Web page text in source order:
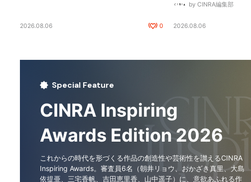
2026.08.06 0
by CINRA編集部
2026.08.06
Special Feature
CINRA Inspiring
Awards Edition 2026
これからの時代を形づくる作品の創造性や芸術性を讃えるCINRA
Inspiring Awards。審査員6名（朝井リョウ、おかざき真里、大島
依提亜、三宅香帆、吉田恵里香、山中遥子）に、意欲あふれる作